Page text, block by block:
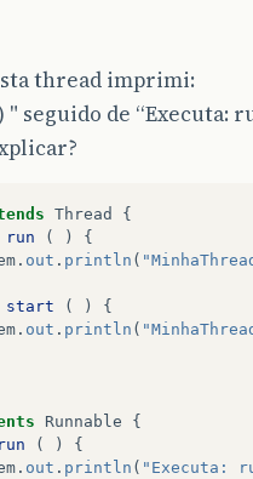
thread imprimi:
seguido de “Executa:
Thread
{
run ( )
{
. out . println (
start ( )
{
. out . println (
Runnable
{
run ( )
{
. out . println ( "Executa: